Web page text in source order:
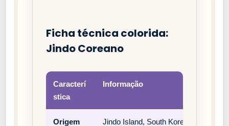
Ficha técnica colorida:
Jindo Coreano
Caracterí
stica
Informação
Origem Jindo Island, South Korea